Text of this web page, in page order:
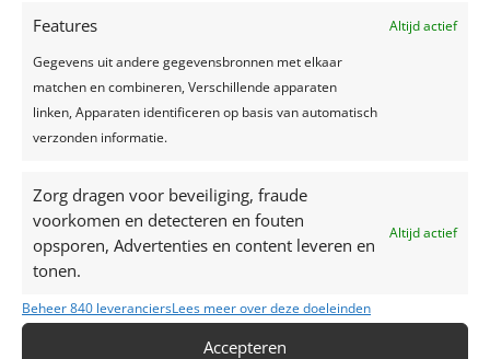
Features
Altijd actief
Gegevens uit andere gegevensbronnen met elkaar
matchen en combineren, Verschillende apparaten
linken, Apparaten identificeren op basis van automatisch
verzonden informatie.
Zorg dragen voor beveiliging, fraude
voorkomen en detecteren en fouten
opsporen, Advertenties en content leveren en
tonen.
Altijd actief
Beheer 840 leveranciersLees meer over deze doeleinden
Accepteren